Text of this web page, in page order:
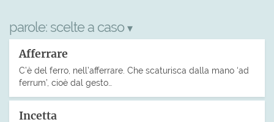
parole: scelte a caso ▾
Afferrare
C’è del ferro, nell’afferrare. Che scaturisca dalla mano ‘ad
ferrum’, cioè dal gesto…
Incetta